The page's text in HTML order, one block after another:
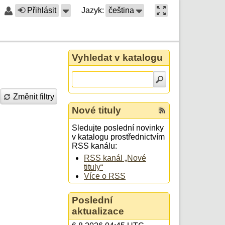
Přihlásit Jazyk: čeština
Změnit filtry
Vyhledat v katalogu
Nové tituly
Sledujte poslední novinky
v katalogu prostřednictvím
RSS kanálu:
RSS kanál „Nové
tituly“
Více o RSS
Poslední
aktualizace